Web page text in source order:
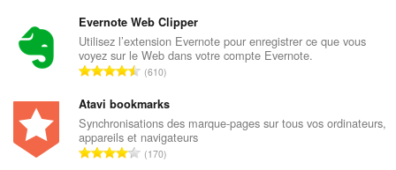
m
b
r
e
o
t
a
Evernote Web Clipper
Utilisez l’extension Evernote pour enregistrer ce que vous
voyez sur le Web dans votre compte Evernote.
N
m
b
r
e
610
Atavi bookmarks
Synchronisations des marque-pages sur tous vos ordinateurs,
appareils et navigateurs
N170